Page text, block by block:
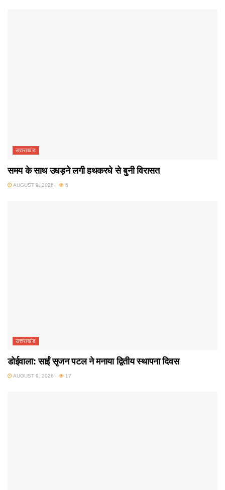
उत्तराखंड
समय के साथ उधड़ने लगी हथकरघे से बुनी विरासत
AUGUST 9, 2026 6
उत्तराखंड
डोईवाला: साईं सृजन पटल ने मनाया द्वितीय स्थापना दिवस
AUGUST 9, 2026 17